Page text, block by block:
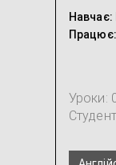
Навчає:
Працює:
Уроки: